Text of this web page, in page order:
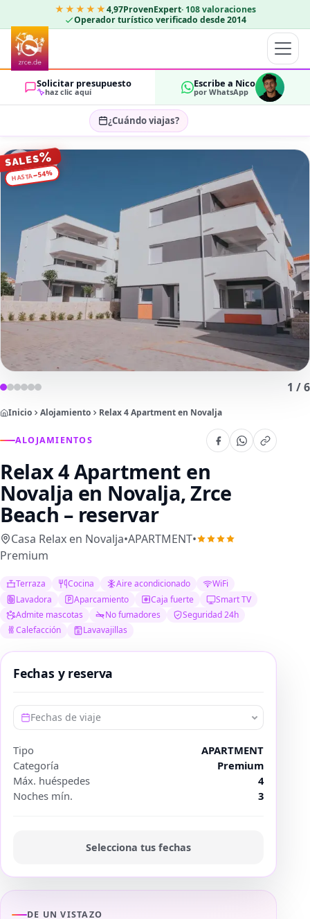
★★★★★4,97ProvenExpert· 108 valoraciones
Operador turístico verificado desde 2014
Solicitar presupuesto
haz clic aquí
Escribe a Nico
por WhatsApp
¿Cuándo viajas?
Seleccionar fechas…
HUÉSPEDES
OK
1 /6
SALES%
HASTA−54%
Inicio Alojamiento Relax 4 Apartment en Novalja
ALOJAMIENTOS
Relax 4 Apartment en
Novalja en Novalja, Zrce
Beach – reservar
Casa Relax en Novalja•APARTMENT•
Premium
Terraza Cocina Aire acondicionado
WiFi
Lavadora
Aparcamiento Caja fuerte
Smart TV
Admite mascotas
No fumadores
Seguridad 24h
Calefacción
Lavavajillas
DE UN VISTAZO
Fechas y reserva
Fechas de viaje
Tipo
APARTMENT
Categoría
Premium
Máx. huéspedes
4
Noches mín.
3
Selecciona tus fechas